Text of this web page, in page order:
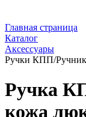
Главная страница
Каталог
Аксессуары
Ручки КПП/
Ручка
кожа